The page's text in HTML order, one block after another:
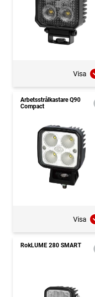
Visa
Arbetsstrålkastare Q90
Compact
Visa
RokLUME 280 SMART